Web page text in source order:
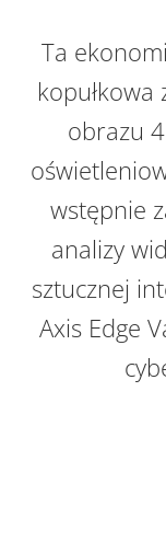
Ta
kopułkowa
obrazu
wstępnie
analizy
sztucznej
Axis Edge